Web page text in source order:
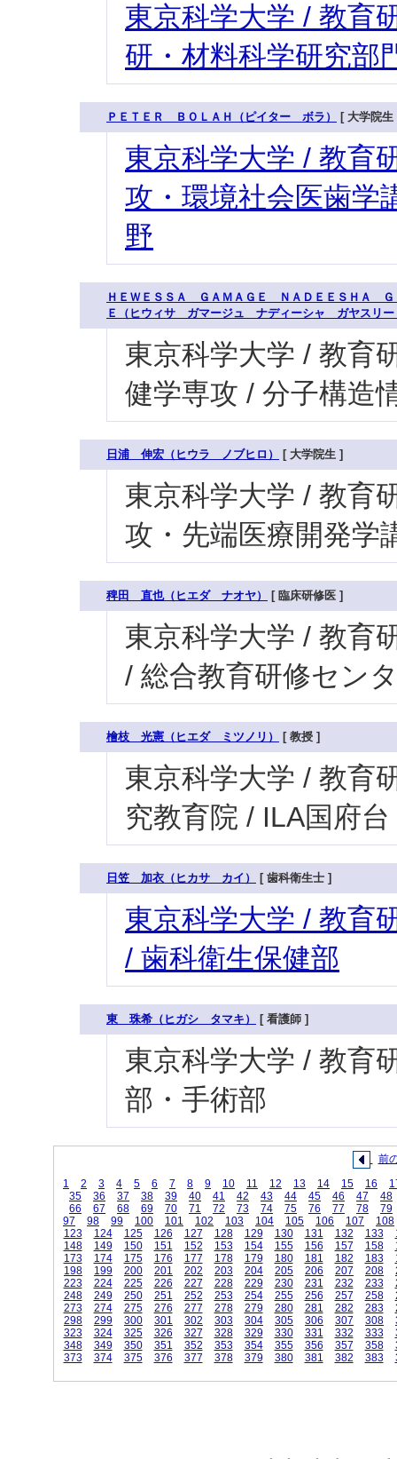
東京科学大学 / 教育
研・材料科学研究部
ＰＥＴＥＲ ＢＯＬＡＨ（ピイター ボラ） [ 大学院生
東京科学大学 / 教育
攻・環境社会医歯学
野
ＨＥＷＥＳＳＡ ＧＡＭＡＧＥ ＮＡＤＥＥＳＨＡ
Ｅ（ヒウィサ ガマージュ ナディーシャ ガヤスリ
東京科学大学 / 教育
健学専攻 / 分子構造
日浦 伸宏（ヒウラ ノブヒロ） [ 大学院生 ]
東京科学大学 / 教育
攻・先端医療開発学
稗田 直也（ヒエダ ナオヤ） [ 臨床研修医 ]
東京科学大学 / 教育
/ 総合教育研修セン
檜枝 光憲（ヒエダ ミツノリ） [ 教授 ]
東京科学大学 / 教育
究教育院 / ILA国府台
日笠 加衣（ヒカサ カイ） [ 歯科衛生士 ]
東京科学大学 / 教育
/ 歯科衛生保健部
東 珠希（ヒガシ タマキ） [ 看護師 ]
東京科学大学 / 教育
部・手術部
前
1
2 3 4 5 6 7 8 9 10 11 12 13 14 15 16
35
36 37 38 39 40 41 42 43 44 45 46 47
48
66
67 68 69 70 71 72 73 74 75 76 77 78
79
97
98 99 100 101 102 103 104 105 106 107
108
123
124 125 126 127 128 129 130 131 132 133
148
149 150 151 152 153 154 155 156 157 158
173
174 175 176 177 178 179 180 181 182 183
198
199 200 201 202 203 204 205 206 207 208
223
224 225 226 227 228 229 230 231 232 233
248
249 250 251 252 253 254 255 256 257 258
273
274 275 276 277 278 279 280 281 282 283
298
299 300 301 302 303 304 305 306 307 308
323
324 325 326 327 328 329 330 331 332 333
348
349 350 351 352 353 354 355 356 357 358
373
374 375 376 377 378 379 380 381 382 383